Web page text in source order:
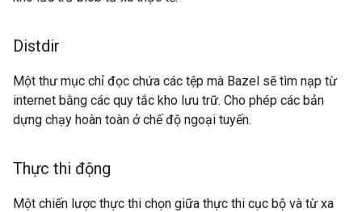
Distdir
Một thư mục chỉ đọc chứa các tệp mà Bazel sẽ tìm nạp từ
internet bằng các quy tắc kho lưu trữ. Cho phép các bản
dựng chạy hoàn toàn ở chế độ ngoại tuyến.
Thực thi động
Một chiến lược thực thi chọn giữa thực thi cục bộ và từ xa